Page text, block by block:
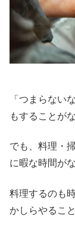
「つまらない
もすることが
でも、料理・
に暇な時間が
料理するのも
かしらやるこ